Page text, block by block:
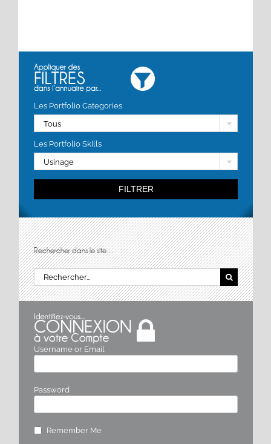
Les Portfolio Categories
Tous
Les Portfolio Skills
Usinage
FILTRER
Rechercher dans le site…
Rechercher:
Username or Email
Password
Remember Me